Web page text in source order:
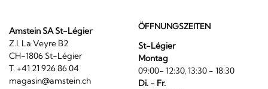
Amstein SA St-Légier
Z.I. La Veyre B2
CH-1806 St-Légier
T. +41 21 926 86 04
magasin@amstein.ch
ÖFFNUNGSZEITEN
St-Légier
Montag
09:00- 12:30, 13:30 - 18:30
Di. - Fr.